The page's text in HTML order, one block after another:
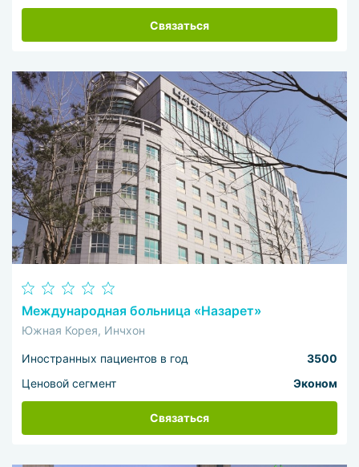
Связаться
Международная больница «Назарет»
Южная Корея, Инчхон
Иностранных пациентов в год
3500
Ценовой сегмент
Эконом
Связаться